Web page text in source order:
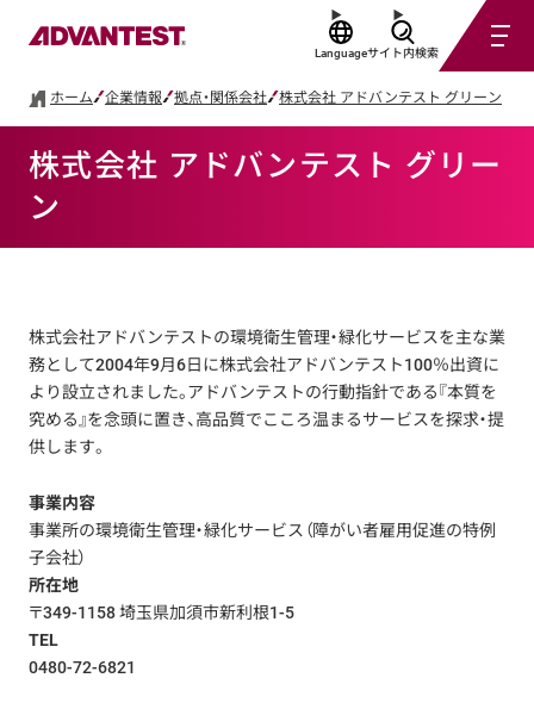
Languageサイト内検索
ホーム 企業情報 拠点・関係会社 株式会社 アドバンテスト グリーン
株式会社 アドバンテスト グリー
ン
株式会社アドバンテストの環境衛生管理・緑化サービスを主な業
務として2004年9月6日に株式会社アドバンテスト100％出資に
より設立されました。アドバンテストの行動指針である『本質を
究める』を念頭に置き、高品質でこころ温まるサービスを探求・提
供します。
事業内容
事業所の環境衛生管理・緑化サービス（障がい者雇用促進の特例
子会社）
所在地
〒349-1158 埼玉県加須市新利根1-5
TEL
0480-72-6821